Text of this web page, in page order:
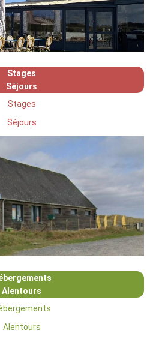
Stages
Séjours
Stages
Séjours
Alentours
Alentours